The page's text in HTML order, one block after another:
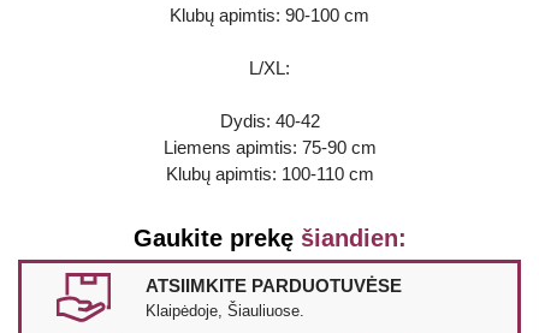
Klubų apimtis: 90-100 cm
L/XL:
Dydis: 40-42
Liemens apimtis: 75-90 cm
Klubų apimtis: 100-110 cm
Gaukite prekę šiandien:
ATSIIMKITE PARDUOTUVĖSE
Klaipėdoje, Šiauliuose.